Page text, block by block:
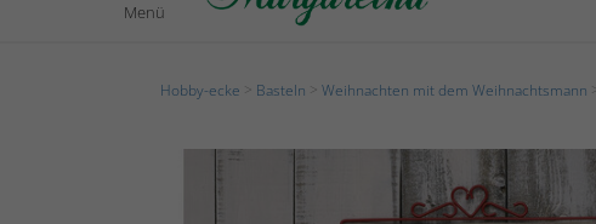
Menü
Hobby-ecke Basteln Weihnachten mit dem Weihnachtsmann